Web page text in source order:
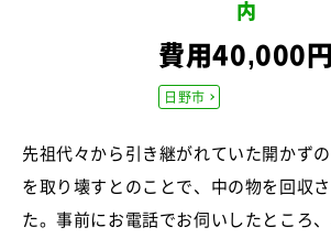
内
費用40,000円
日野市
先祖代々から引き継がれていた開かず
を取り壊すとのことで、中の物を回収
た。事前にお電話でお伺いしたところ